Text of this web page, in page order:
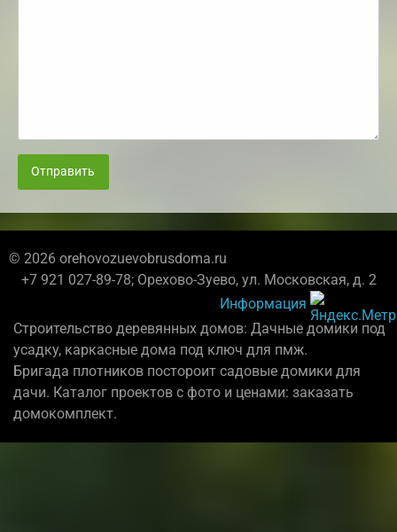
Отправить
© 2026 orehovozuevobrusdoma.ru
+7 921 027-89-78; Орехово-Зуево, ул. Московская, д. 2
Информация
Строительство деревянных домов: Дачные домики под
усадку, каркасные дома под ключ для пмж.
Бригада плотников постороит садовые домики для
дачи. Каталог проектов с фото и ценами: заказать
домокомплект.